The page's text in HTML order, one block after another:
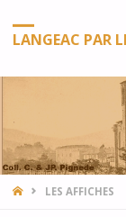
LANGEAC PAR
HOMELES AFFICHES